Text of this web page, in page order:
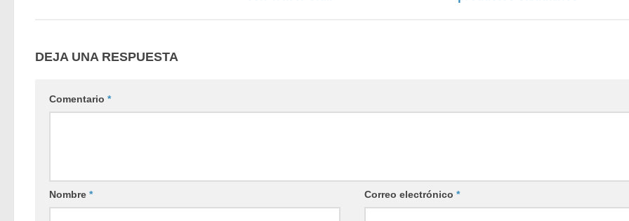
DEJA UNA RESPUESTA
Comentario *
Nombre * Correo electrónico*